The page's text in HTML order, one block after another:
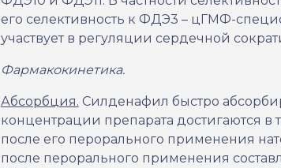
его селективность к ФДЭ3 – цГМФ-
участвует в регуляции сердечной
Фармакокинетика.
Абсорбция. Силденафил быстро
концентрации препарата достигаются
после его перорального применения
после перорального применения